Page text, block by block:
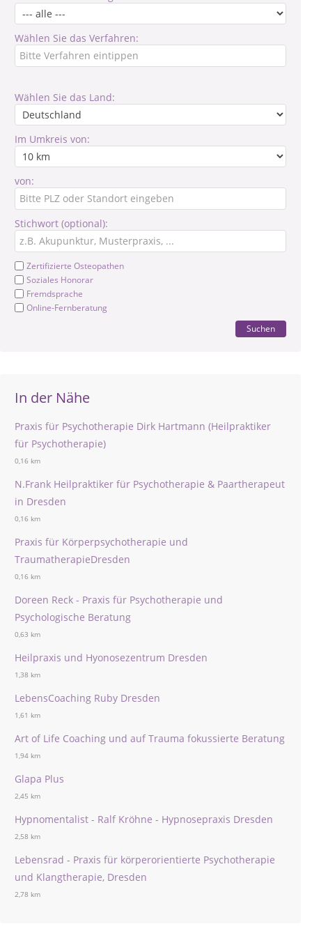
Wählen Sie das Verfahren:
Wählen Sie das Land:
Im Umkreis von:
von:
Stichwort (optional):
Zertifizierte Osteopathen
Soziales Honorar
Fremdsprache
Online-Fernberatung
Suchen
In der Nähe
Praxis für Psychotherapie Dirk Hartmann (Heilpraktiker
für Psychotherapie)
0,16 km
N.Frank Heilpraktiker für Psychotherapie & Paartherapeut
in Dresden
0,16 km
Praxis für Körperpsychotherapie und
TraumatherapieDresden
0,16 km
Doreen Reck - Praxis für Psychotherapie und
Psychologische Beratung
0,63 km
Heilpraxis und Hyonosezentrum Dresden
1,38 km
LebensCoaching Ruby Dresden
1,61 km
Art of Life Coaching und auf Trauma fokussierte Beratung
1,94 km
Glapa Plus
2,45 km
Hypnomentalist - Ralf Kröhne - Hypnosepraxis Dresden
2,58 km
Lebensrad - Praxis für körperorientierte Psychotherapie
und Klangtherapie, Dresden
2,78 km